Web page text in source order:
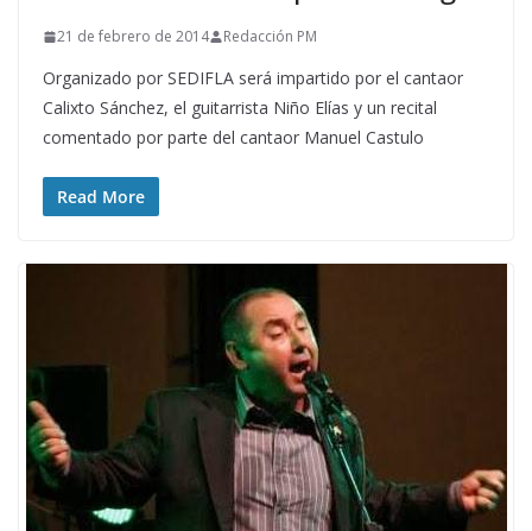
21 de febrero de 2014 Redacción PM
Organizado por SEDIFLA será impartido por el cantaor
Calixto Sánchez, el guitarrista Niño Elías y un recital
comentado por parte del cantaor Manuel Castulo
Read More